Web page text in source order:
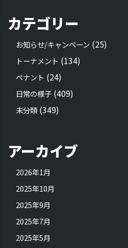
カテゴリー
お知らせ/キャンペーン (25)
トーナメント (134)
ペナント (24)
日常の様子 (409)
未分類 (349)
アーカイブ
2026年1月
2025年10月
2025年9月
2025年7月
2025年5月